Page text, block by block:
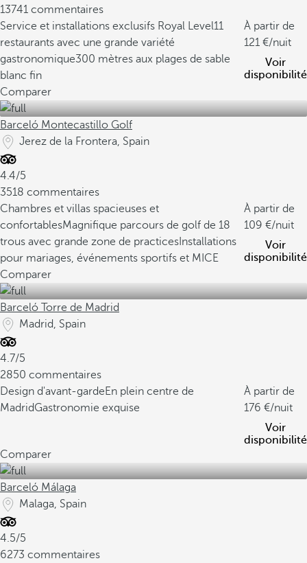
13741 commentaires
Service et installations exclusifs Royal Level11
restaurants avec une grande variété
gastronomique300 mètres aux plages de sable
blanc fin
À partir de
121
/nuit
Voir
disponibilité
Comparer
Barceló Montecastillo Golf
Jerez de la Frontera, Spain
4.4/5
3518 commentaires
Chambres et villas spacieuses et
confortablesMagnifique parcours de golf de 18
trous avec grande zone de practices Installations
pour mariages, événements sportifs et MICE
À partir de
109
/nuit
Voir
disponibilité
Comparer
Barceló Torre de Madrid
Madrid, Spain
4.7/5
2850 commentaires
Design d'avant-gardeEn plein centre de
MadridGastronomie exquise
À partir de
176
/nuit
Voir
disponibilité
Comparer
Barceló Málaga
Malaga, Spain
4.5/5
6273 commentaires